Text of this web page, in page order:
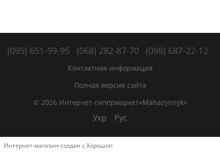
(095) 651-99-95 (068) 282-87-70 (098) 687-22-12
Контактная информация
Полная версия сайта
© 2026 Интернет-гипермаркет«Mahazynnyk»
Укр Рус
Интернет-магазин создан с Хорошоп